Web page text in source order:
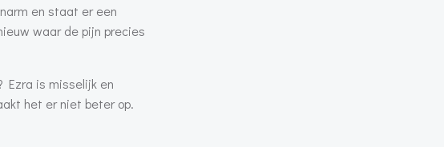
en staat er een
waar de pijn precies
Ezra is misselijk en
het er niet beter op.